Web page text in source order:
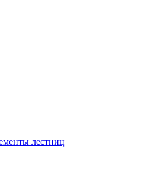
лестниц